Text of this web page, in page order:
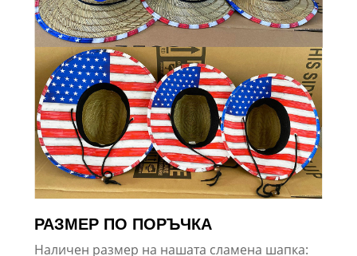
РАЗМЕР ПО ПОРЪЧКА
Наличен размер на нашата сламена шапка: